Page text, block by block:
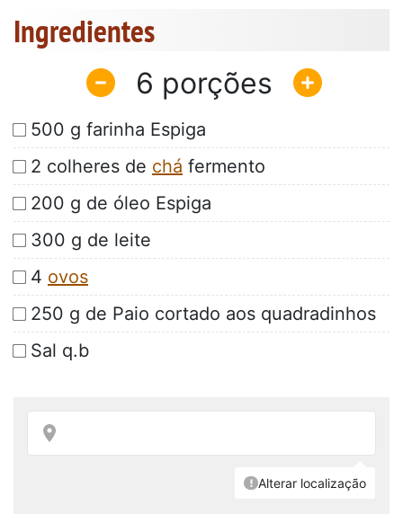
Ingredientes
6
500 g farinha Espiga
2 colheres de chá fermento
200 g de óleo Espiga
300 g de leite
4 ovos
250 g de Paio cortado aos quadradinhos
Sal q.b